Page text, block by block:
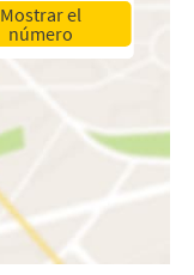
Mostrar el
número